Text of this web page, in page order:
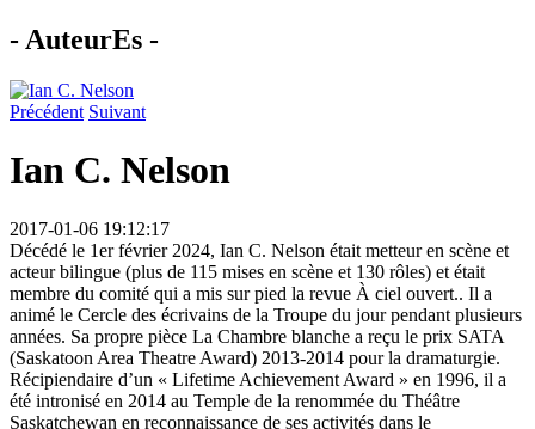
- AuteurEs -
Précédent Suivant
Ian C. Nelson
2017-01-06 19:12:17
Décédé le 1er février 2024, Ian C. Nelson était metteur en scène et
acteur bilingue (plus de 115 mises en scène et 130 rôles) et était
membre du comité qui a mis sur pied la revue À ciel ouvert.. Il a
animé le Cercle des écrivains de la Troupe du jour pendant plusieurs
années. Sa propre pièce La Chambre blanche a reçu le prix SATA
(Saskatoon Area Theatre Award) 2013-2014 pour la dramaturgie.
Récipiendaire d’un « Lifetime Achievement Award » en 1996, il a
été intronisé en 2014 au Temple de la renommée du Théâtre
Saskatchewan en reconnaissance de ses activités dans le